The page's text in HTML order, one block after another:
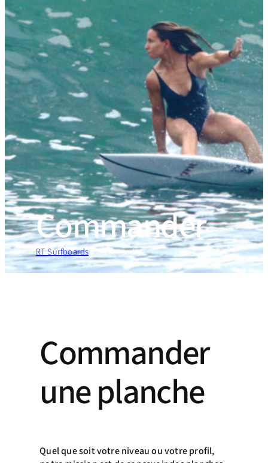
Commander
RT Surfboards»Commander
Commander
une planche
Quel que soit votre niveau ou votre profil,